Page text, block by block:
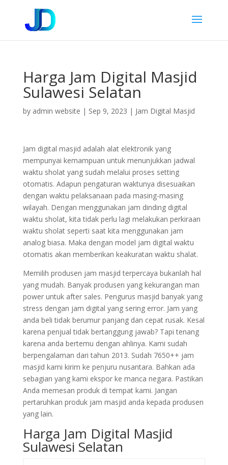
Harga Jam Digital Masjid
Sulawesi Selatan
by admin website | Sep 9, 2023 | Jam Digital Masjid
Jam digital masjid adalah alat elektronik yang
mempunyai kemampuan untuk menunjukkan jadwal
waktu sholat yang sudah melalui proses setting
otomatis. Adapun pengaturan waktunya disesuaikan
dengan waktu pelaksanaan pada masing-masing
wilayah. Dengan menggunakan jam dinding digital
waktu sholat, kita tidak perlu lagi melakukan perkiraan
waktu sholat seperti saat kita menggunakan jam
analog biasa. Maka dengan model jam digital waktu
otomatis akan memberikan keakuratan waktu shalat.
Memilih produsen jam masjid terpercaya bukanlah hal
yang mudah. Banyak produsen yang kekurangan man
power untuk after sales. Pengurus masjid banyak yang
stress dengan jam digital yang sering error. Jam yang
anda beli tidak berumur panjang dan cepat rusak. Kesal
karena penjual tidak bertanggung jawab? Tapi tenang
karena anda bertemu dengan ahlinya. Kami sudah
berpengalaman dari tahun 2013. Sudah 7650++ jam
masjid kami kirim ke penjuru nusantara. Bahkan ada
sebagian yang kami ekspor ke manca negara. Pastikan
Anda memesan produk di tempat kami. Jangan
pertaruhkan produk jam masjid anda kepada produsen
yang lain.
Harga Jam Digital Masjid
Sulawesi Selatan